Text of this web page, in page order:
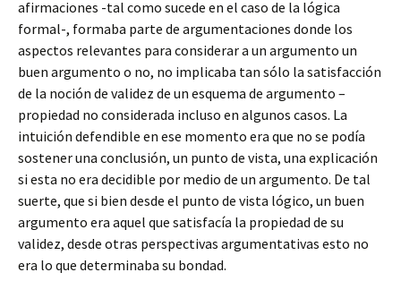
afirmaciones -tal como sucede en el caso de la lógica
formal-, formaba parte de argumentaciones donde los
aspectos relevantes para considerar a un argumento un
buen argumento o no, no implicaba tan sólo la satisfacción
de la noción de validez de un esquema de argumento –
propiedad no considerada incluso en algunos casos. La
intuición defendible en ese momento era que no se podía
sostener una conclusión, un punto de vista, una explicación
si esta no era decidible por medio de un argumento. De tal
suerte, que si bien desde el punto de vista lógico, un buen
argumento era aquel que satisfacía la propiedad de su
validez, desde otras perspectivas argumentativas esto no
era lo que determinaba su bondad.